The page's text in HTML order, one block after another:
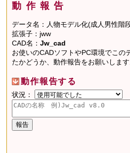
動作報告
データ名：人物モデル化(成人男性階
拡張子：jww
CAD名：Jw_cad
お使いのCADソフトやPC環境でこの
たかどうか、動作報告をお願いします
動作報告する
状況：